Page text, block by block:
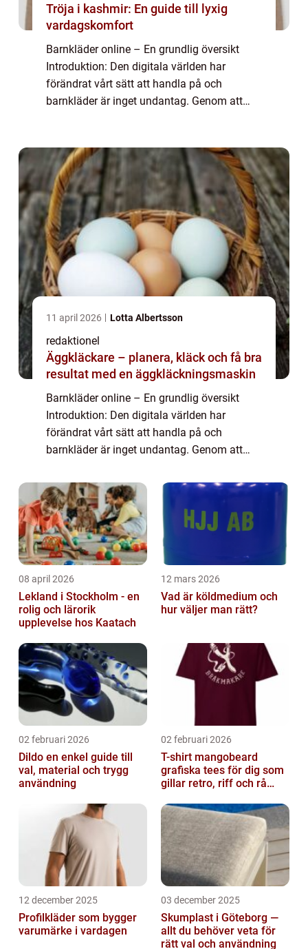
Tröja i kashmir: En guide till lyxig
vardagskomfort
Barnkläder online – En grundlig översikt
Introduktion: Den digitala världen har
förändrat vårt sätt att handla på och
barnkläder är inget undantag. Genom att
11 april 2026 Lotta Albertsson
redaktionel
Äggkläckare – planera, kläck och få bra
resultat med en äggkläckningsmaskin
Barnkläder online – En grundlig översikt
Introduktion: Den digitala världen har
förändrat vårt sätt att handla på och
barnkläder är inget undantag. Genom att
till ett brett utbud av kläder för sina ...
08 april 2026
Lekland i Stockholm - en
rolig och lärorik
upplevelse hos Kaatach
12 mars 2026
Vad är köldmedium och
hur väljer man rätt?
02 februari 2026
Dildo en enkel guide till
val, material och trygg
användning
02 februari 2026
T-shirt mangobeard
grafiska tees för dig som
gillar retro, riff och rå
12 december 2025
Profilkläder som bygger
varumärke i vardagen
03 december 2025
Skumplast i Göteborg —
allt du behöver veta för
rätt val och användning